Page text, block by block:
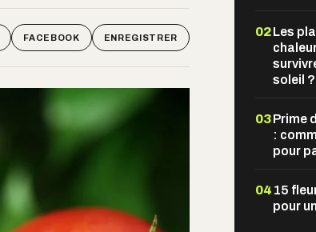
FACEBOOK ENREGISTRER 02Les
soleil ?
03Prime
:
pour
04 15
pour